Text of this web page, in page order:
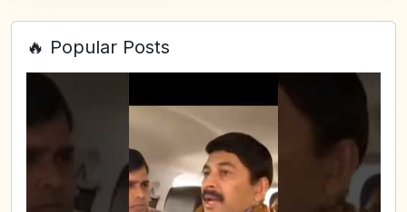
🔥 Popular Posts